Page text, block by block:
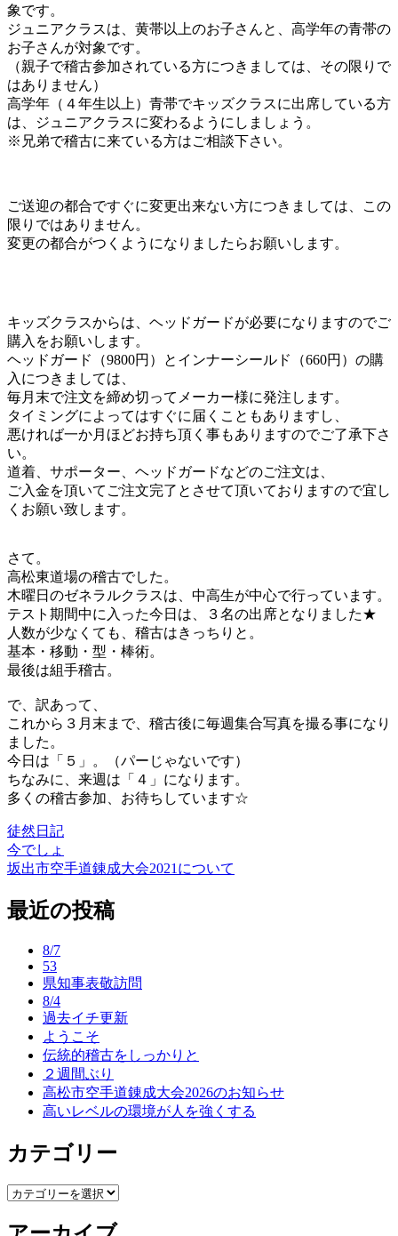
象です。
ジュニアクラスは、黄帯以上のお子さんと、高学年の青帯の
お子さんが対象です。
（親子で稽古参加されている方につきましては、その限りで
はありません）
高学年（４年生以上）青帯でキッズクラスに出席している方
は、ジュニアクラスに変わるようにしましょう。
※兄弟で稽古に来ている方はご相談下さい。
ご送迎の都合ですぐに変更出来ない方につきましては、この
限りではありません。
変更の都合がつくようになりましたらお願いします。
キッズクラスからは、ヘッドガードが必要になりますのでご
購入をお願いします。
ヘッドガード（9800円）とインナーシールド（660円）の購
入につきましては、
毎月末で注文を締め切ってメーカー様に発注します。
タイミングによってはすぐに届くこともありますし、
悪ければ一か月ほどお持ち頂く事もありますのでご了承下さ
い。
道着、サポーター、ヘッドガードなどのご注文は、
ご入金を頂いてご注文完了とさせて頂いておりますので宜し
くお願い致します。
さて。
高松東道場の稽古でした。
木曜日のゼネラルクラスは、中高生が中心で行っています。
テスト期間中に入った今日は、３名の出席となりました★
人数が少なくても、稽古はきっちりと。
基本・移動・型・棒術。
最後は組手稽古。
で、訳あって、
これから３月末まで、稽古後に毎週集合写真を撮る事になり
ました。
今日は「５」。（パーじゃないです）
ちなみに、来週は「４」になります。
多くの稽古参加、お待ちしています☆
徒然日記
投
稿
ナ
今でしょ
坂出市空手道錬成大会2021について
最近の投稿
8/7
53
県知事表敬訪問
8/4
過去イチ更新
ようこそ
伝統的稽古をしっかりと
２週間ぶり
高松市空手道錬成大会2026のお知らせ
高いレベルの環境が人を強くする
カテゴリー
カ
ゴ